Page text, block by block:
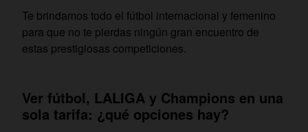
Te brindamos todo el fútbol internacional y femenino
para que no te pierdas ningún gran encuentro de
estas prestigiosas competiciones.
Ver fútbol, LALIGA y Champions en una
sola tarifa: ¿qué opciones hay?